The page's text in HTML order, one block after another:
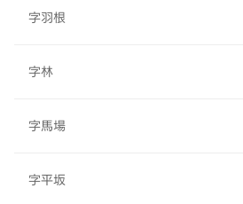
字羽根
字林
字馬場
字平坂